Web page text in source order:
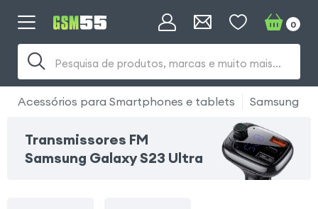
Pesquisa de produtos, marcas e muito mais...
0
Acessórios para Smartphones e tablets Samsung
Transmissores FM
Samsung Galaxy S23 Ultra